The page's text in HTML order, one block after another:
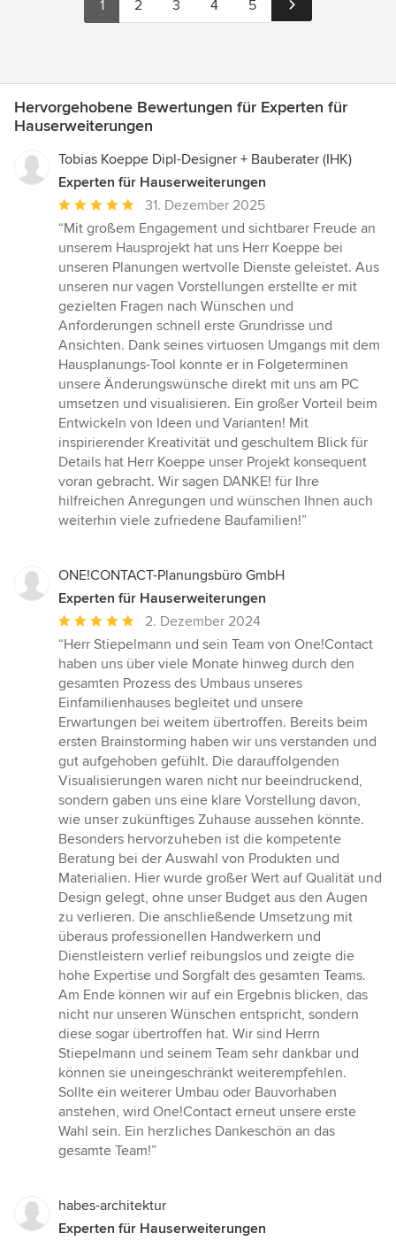
1 2 3 4 5
Hervorgehobene Bewertungen für Experten für
Hauserweiterungen
Tobias Koeppe Dipl-Designer + Bauberater (IHK)
Experten für Hauserweiterungen
Durchschnittliche
Bewertung:
5
von
5
Sternen
31. Dezember 2025
“Mit großem Engagement und sichtbarer Freude an
unserem Hausprojekt hat uns Herr Koeppe bei
unseren Planungen wertvolle Dienste geleistet. Aus
unseren nur vagen Vorstellungen erstellte er mit
gezielten Fragen nach Wünschen und
Anforderungen schnell erste Grundrisse und
Ansichten. Dank seines virtuosen Umgangs mit dem
Hausplanungs-Tool konnte er in Folgeterminen
unsere Änderungswünsche direkt mit uns am PC
umsetzen und visualisieren. Ein großer Vorteil beim
Entwickeln von Ideen und Varianten! Mit
inspirierender Kreativität und geschultem Blick für
Details hat Herr Koeppe unser Projekt konsequent
voran gebracht. Wir sagen DANKE! für Ihre
hilfreichen Anregungen und wünschen Ihnen auch
weiterhin viele zufriedene Baufamilien!”
ONE!CONTACT-Planungsbüro GmbH
Experten für Hauserweiterungen
Durchschnittliche
Bewertung:
5
von
5
Sternen
2. Dezember 2024
“Herr Stiepelmann und sein Team von One!Contact
haben uns über viele Monate hinweg durch den
gesamten Prozess des Umbaus unseres
Einfamilienhauses begleitet und unsere
Erwartungen bei weitem übertroffen. Bereits beim
ersten Brainstorming haben wir uns verstanden und
gut aufgehoben gefühlt. Die darauffolgenden
Visualisierungen waren nicht nur beeindruckend,
sondern gaben uns eine klare Vorstellung davon,
wie unser zukünftiges Zuhause aussehen könnte.
Besonders hervorzuheben ist die kompetente
Beratung bei der Auswahl von Produkten und
Materialien. Hier wurde großer Wert auf Qualität und
Design gelegt, ohne unser Budget aus den Augen
zu verlieren. Die anschließende Umsetzung mit
überaus professionellen Handwerkern und
Dienstleistern verlief reibungslos und zeigte die
hohe Expertise und Sorgfalt des gesamten Teams.
Am Ende können wir auf ein Ergebnis blicken, das
nicht nur unseren Wünschen entspricht, sondern
diese sogar übertroffen hat. Wir sind Herrn
Stiepelmann und seinem Team sehr dankbar und
können sie uneingeschränkt weiterempfehlen.
Sollte ein weiterer Umbau oder Bauvorhaben
anstehen, wird One!Contact erneut unsere erste
Wahl sein. Ein herzliches Dankeschön an das
gesamte Team!”
habes-architektur
Experten für Hauserweiterungen